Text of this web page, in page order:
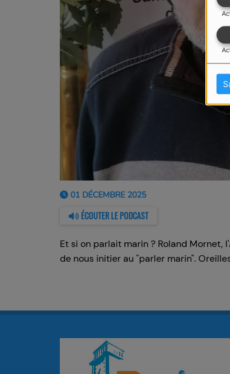
01 DÉCEMBRE 2025
ÉCOUTER LE PODCAST
Et si on parlait marin ? Roland Mornet,
de nous initier au "parler marin".